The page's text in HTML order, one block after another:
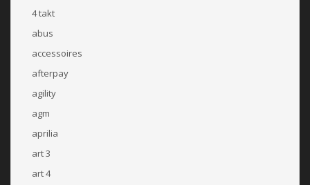
4 takt
abus
accessoires
afterpay
agility
agm
aprilia
art 3
art 4